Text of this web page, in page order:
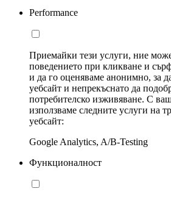
Performance
Приемайки тези услуги, ние
поведението при кликване и
и да го оценяваме анонимно, за
уебсайт и непрекъснато да
потребителско изживяване. С
използваме следните услуги на
уебсайт:
Google Analytics, A/B-Testing
Функционалност